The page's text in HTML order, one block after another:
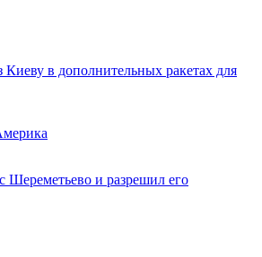
Киеву в дополнительных ракетах для
Шереметьево и разрешил его